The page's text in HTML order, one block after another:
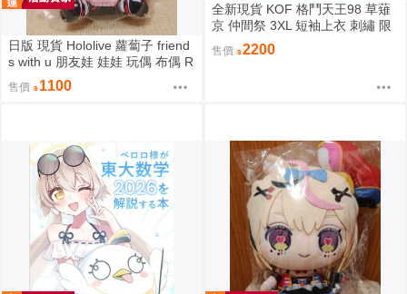
日版 現貨 Hololive 蘿蔔子 friend
s with u 朋友娃 娃娃 玩偶 布偶 R
oboco ロボ子
售價 1100
全新現貨 KOF 格鬥天王98 草薙
京 仲間祭 3XL 短袖上衣 刺繡 限
定聯名
售價 2200